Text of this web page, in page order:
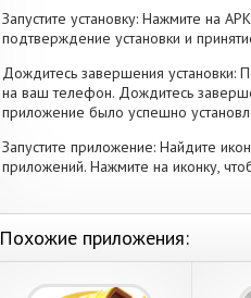
Запустите установку: Нажмите на
подтверждение установки и
Дождитесь завершения установки:
на ваш телефон. Дождитесь
приложение было успешно
Запустите приложение: Найдите
приложений. Нажмите на иконку,
Похожие приложения: